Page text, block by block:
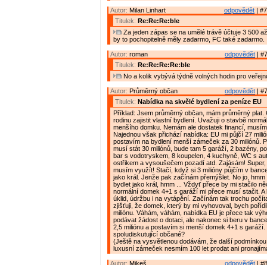
odpovědět |
Autor: Milan Linhart
Titulek: Re:Re:Re:ble
Za jeden zápas se na umělé trávě účtuje 3 500
by to pochopitelně měly zadarmo, FC také zadarmo.
odpovědět |
Autor: roman
Titulek: Re:Re:Re:Re:ble
No a kolik vybývá týdně volných hodin pro
odpovědět |
Autor: Průměrný občan
Titulek: Nabídka na skvělé bydlení za peníze EU
Příklad: Jsem průměrný občan, mám průměrný plat.
rodinu zajistit vlastní bydlení. Uvažuji o stavbě
menšího domku. Nemám ale dostatek financí,
Najednou však přichází nabídka: EU mi půjčí 27
postavím na bydlení menší zámeček za 30 miliónů.
musí stát 30 miliónů, bude tam 5 garáží, 2 bazény,
bar s vodotryskem, 8 koupelen, 4 kuchyně, WC s
ostřikem a vysoušečem pozadí atd. Zajásám!
musím využít! Stačí, když si 3 milióny půjčím v
jako král. Jenže pak začínám přemýšlet. No jo, hmm
bydlet jako král, hmm ... Vždyť přece by mi stačilo
normální domek 4+1 s garáží mi přece musí stačit. A
úklid, údržbu i na vytápění. Začínám tak trochu
zjišťuji, že domek, který by mi vyhovoval, bych
miliónu. Váhám, váhám, nabídka EU je přece tak
podávat žádost o dotaci, ale nakonec si beru v
2,5 miliónu a postavím si menší domek 4+1 s
spoludiskutující občané?
(Ještě na vysvětlenou dodávám, že další
luxusní zámeček nesmím 100 let prodat ani
odpovědět |
Autor: Mikeš